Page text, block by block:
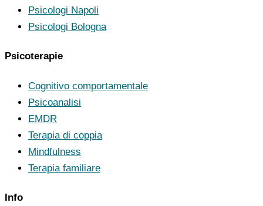
Psicologi Napoli
Psicologi Bologna
Psicoterapie
Cognitivo comportamentale
Psicoanalisi
EMDR
Terapia di coppia
Mindfulness
Terapia familiare
Info